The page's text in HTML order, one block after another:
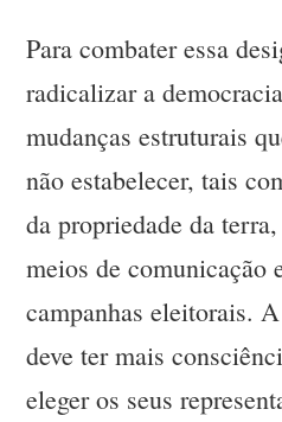
Para combater essa
radicalizar a
mudanças estruturais
não estabelecer, tais
da propriedade da
meios de comunicação
campanhas eleitorais.
deve ter mais
eleger os seus